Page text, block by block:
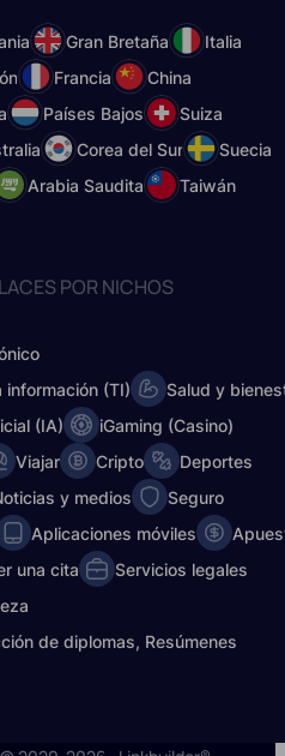
Gran Bretaña
Italia
Francia
China
Países Bajos
Suiza
Corea del Sur
Suecia
Arabia Saudita
Taiwán
POR NICHOS
información (TI)
Salud y
(IA)
iGaming (Casino)
Viajar Cripto
Deportes
y medios
Seguro
Aplicaciones móviles
una cita
Servicios legales
de diplomas, Resúmenes